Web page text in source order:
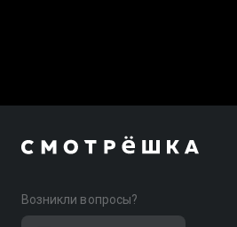
Возникли вопросы?